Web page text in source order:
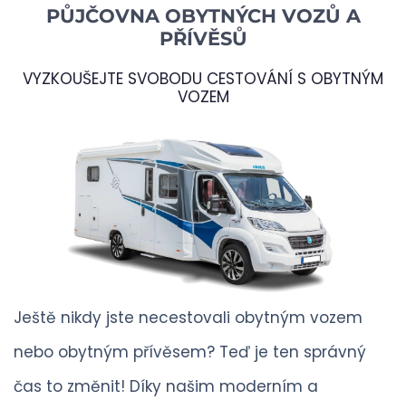
PŮJČOVNA OBYTNÝCH VOZŮ A
PŘÍVĚSŮ
VYZKOUŠEJTE SVOBODU CESTOVÁNÍ S OBYTNÝM
VOZEM
Ještě nikdy jste necestovali obytným vozem
nebo obytným přívěsem? Teď je ten správný
čas to změnit! Díky našim moderním a